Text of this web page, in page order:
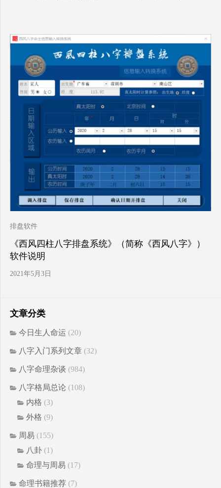
排盘软件
《西风四柱八字排盘系统》（简称《西风八字》）
软件说明
2021年5月3日
文章分类
今日生人命运 (20)
八字入门系列文章 (32)
八字命理杂谈 (984)
八字格局总论 (108)
内格 (3)
外格 (9)
周易 (155)
八卦 (1)
命理与周易 (17)
命理书籍推荐 (7)